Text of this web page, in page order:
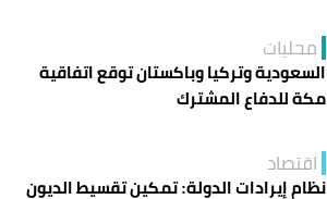
محليات
السعودية وتركيا وباكستان توقع اتفاقية
مكة للدفاع المشترك
اقتصاد
نظام إيرادات الدولة: تمكين تقسيط الديون